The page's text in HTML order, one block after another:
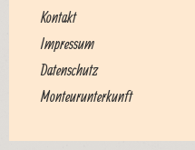
Kontakt
Impressum
Datenschutz
Monteurunterkunft